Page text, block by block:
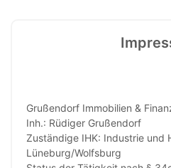
Grußendorf Immobilien &
Inh.: Rüdiger Grußendorf
Zuständige IHK: Industrie und
Lüneburg/Wolfsburg